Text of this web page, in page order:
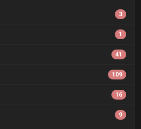
3
1
41
109
16
9